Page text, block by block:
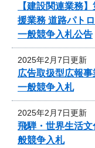
【建設関連業務
援業務 道路パト
一般競争入札公告
2025年2月7日更新
広告取扱型広報
一般競争入札
2025年2月7日更新
飛騨・世界生活
般競争入札